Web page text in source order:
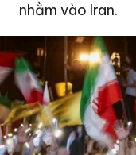
nhằm vào Iran.